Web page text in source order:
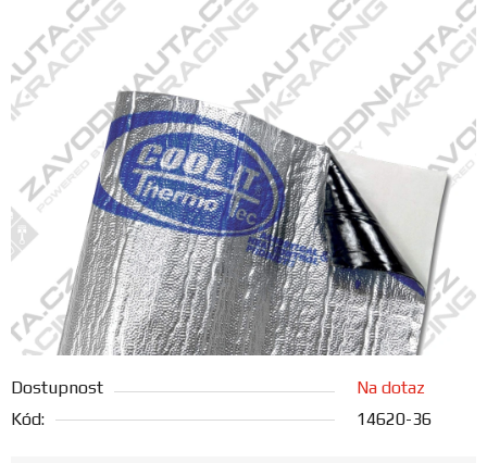
SERVIS
FANOUŠCI
Profil
firmy
Obchodní
podmínky
Doprava
Blog
Dostupnost
Na dotaz
Kód:
14620-36